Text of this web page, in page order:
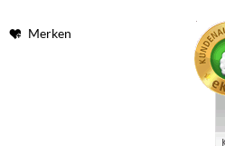
Merken